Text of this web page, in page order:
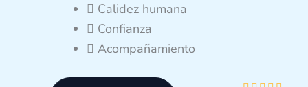
Calidez humana
Confianza
Acompañamiento